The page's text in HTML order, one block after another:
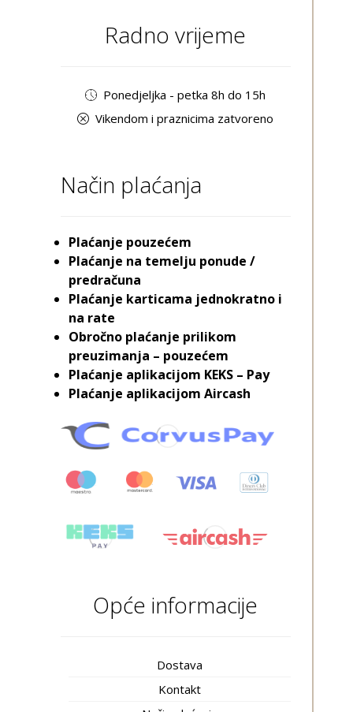
Radno vrijeme
Ponedjeljka - petka 8h do 15h
Vikendom i praznicima zatvoreno
Način plaćanja
Plaćanje pouzećem
Plaćanje na temelju ponude /
predračuna
Plaćanje karticama jednokratno i
na rate
Obročno plaćanje prilikom
preuzimanja – pouzećem
Plaćanje aplikacijom KEKS – Pay
Plaćanje aplikacijom Aircash
Opće informacije
Dostava
Kontakt